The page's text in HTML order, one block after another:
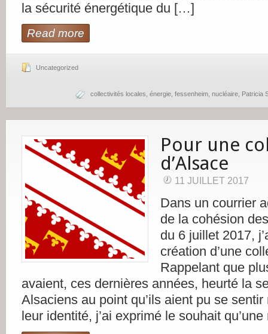
la sécurité énergétique du […]
Read more
Uncategorized
collectivités locales énergie fessenheim nucléaire Patricia
Pour une
d’Alsace
11 JUILLET 2017
Dans un courrier
de la cohésion
du 6 juillet 2017,
création d’une
Rappelant que
avaient, ces dernières années, heurté la
Alsaciens au point qu’ils aient pu se
leur identité, j’ai exprimé le souhait